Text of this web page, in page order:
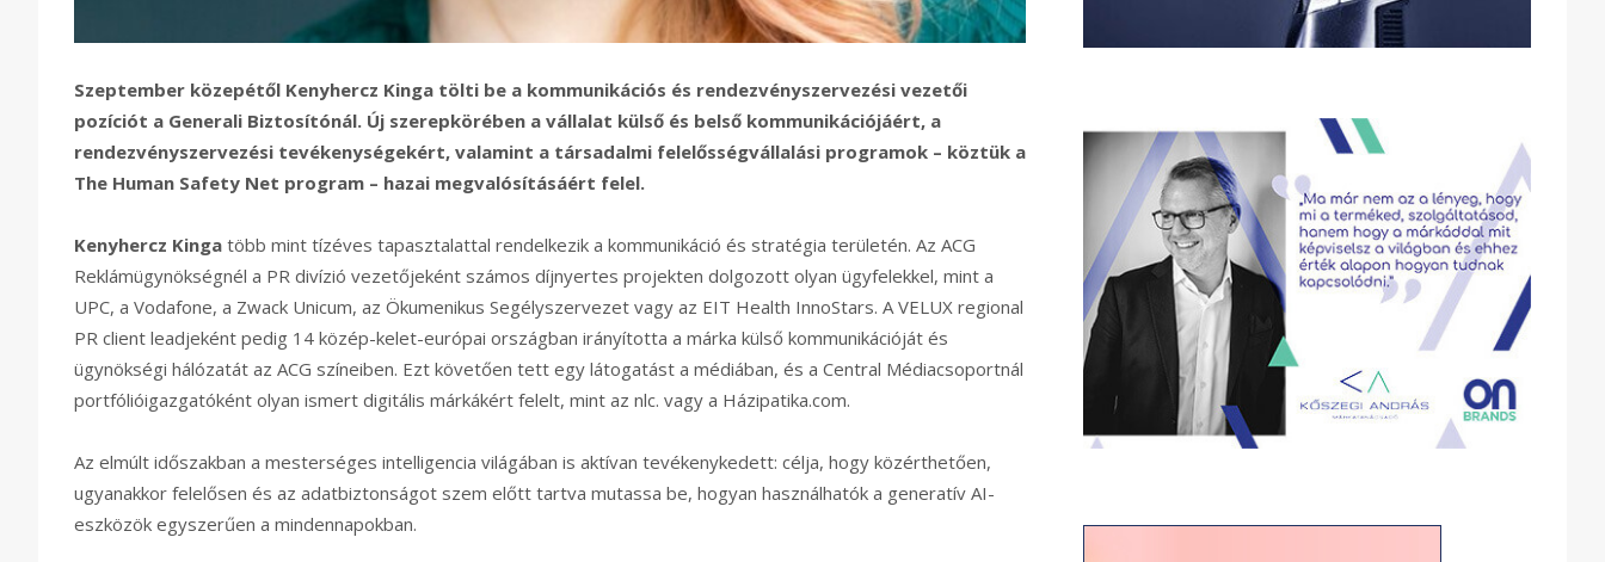
Szeptember közepétől Kenyhercz Kinga tölti be a kommunikációs és rendezvényszervezési vezetői
pozíciót a Generali Biztosítónál. Új szerepkörében a vállalat külső és belső kommunikációjáért, a
rendezvényszervezési tevékenységekért, valamint a társadalmi felelősségvállalási programok – köztük a
The Human Safety Net program – hazai megvalósításáért felel.
Kenyhercz Kinga több mint tízéves tapasztalattal rendelkezik a kommunikáció és stratégia területén. Az ACG
Reklámügynökségnél a PR divízió vezetőjeként számos díjnyertes projekten dolgozott olyan ügyfelekkel, mint a
UPC, a Vodafone, a Zwack Unicum, az Ökumenikus Segélyszervezet vagy az EIT Health InnoStars. A VELUX regional
PR client leadjeként pedig 14 közép-kelet-európai országban irányította a márka külső kommunikációját és
ügynökségi hálózatát az ACG színeiben. Ezt követően tett egy látogatást a médiában, és a Central Médiacsoportnál
portfólióigazgatóként olyan ismert digitális márkákért felelt, mint az nlc. vagy a Házipatika.com.
Az elmúlt időszakban a mesterséges intelligencia világában is aktívan tevékenykedett: célja, hogy közérthetően,
ugyanakkor felelősen és az adatbiztonságot szem előtt tartva mutassa be, hogyan használhatók a generatív AI-
eszközök egyszerűen a mindennapokban.